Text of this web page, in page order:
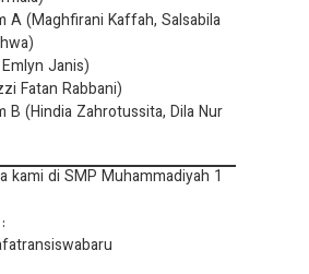
A (Maghfirani Kaffah, Salsabila
Janis)
Fatan Rabbani)
(Hindia Zahrotussita, Dila Nur
kami di SMP Muhammadiyah 1